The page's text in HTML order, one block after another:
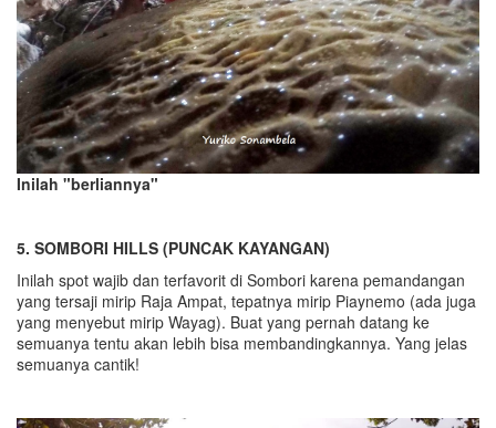
Inilah "berliannya"
5. SOMBORI HILLS (PUNCAK KAYANGAN)
Inilah spot wajib dan terfavorit di Sombori karena pemandangan
yang tersaji mirip Raja Ampat, tepatnya mirip Piaynemo (ada juga
yang menyebut mirip Wayag). Buat yang pernah datang ke
semuanya tentu akan lebih bisa membandingkannya. Yang jelas
semuanya cantik!